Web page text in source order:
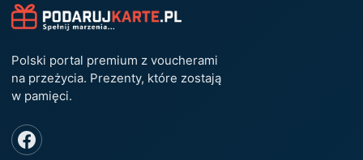
Polski portal premium z voucherami
na przeżycia. Prezenty, które zostają
w pamięci.